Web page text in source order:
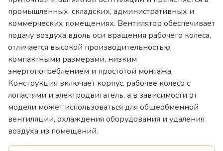
промышленных, складских, административных и
коммерческих помещениях. Вентилятор обеспечивает
подачу воздуха вдоль оси вращения рабочего колеса,
отличается высокой производительностью,
компактными размерами, низким
энергопотреблением и простотой монтажа.
Конструкция включает корпус, рабочее колесо с
лопастями и электродвигатель, а в зависимости от
модели может использоваться для общеобменной
вентиляции, охлаждения оборудования и удаления
воздуха из помещений.